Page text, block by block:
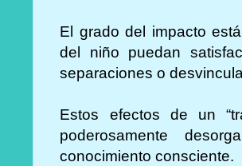
El grado del impacto
del niño puedan
separaciones o
Estos efectos de un
poderosamente
conocimiento consciente.